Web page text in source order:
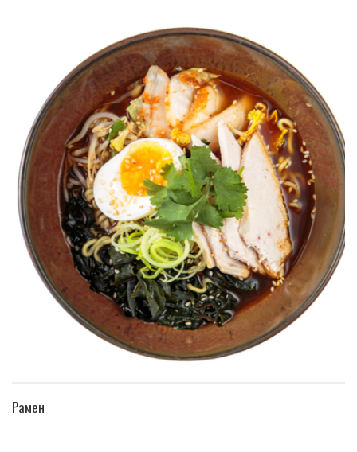
Рамен